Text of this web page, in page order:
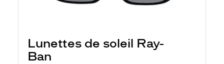
Lunettes de soleil Ray-
Ban